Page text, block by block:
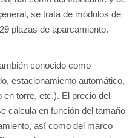
se trata de módulos de
plazas de aparcamiento.
conocido como
estacionamiento automático,
torre, etc.). El precio del
calcula en función del tamaño
así como del marco